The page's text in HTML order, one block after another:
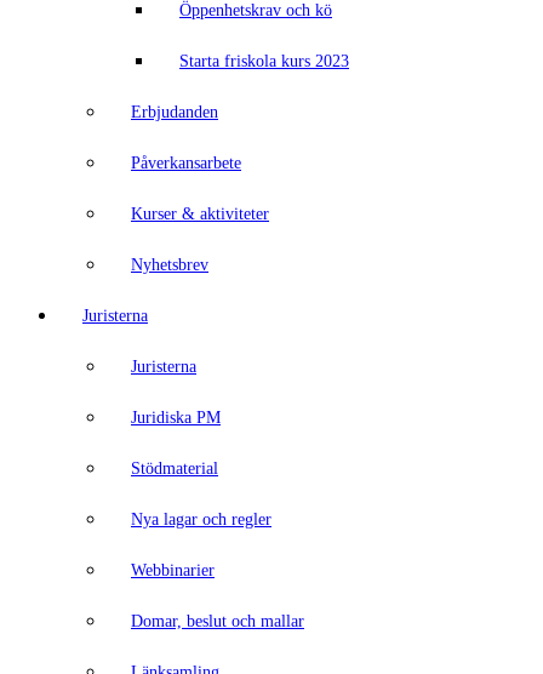
Öppenhetskrav och kö
Starta friskola kurs 2023
Erbjudanden
Påverkansarbete
Kurser & aktiviteter
Nyhetsbrev
Juristerna
Juristerna
Juridiska PM
Stödmaterial
Nya lagar och regler
Webbinarier
Domar, beslut och mallar